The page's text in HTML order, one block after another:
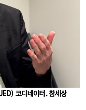
코디네이터. 참세상